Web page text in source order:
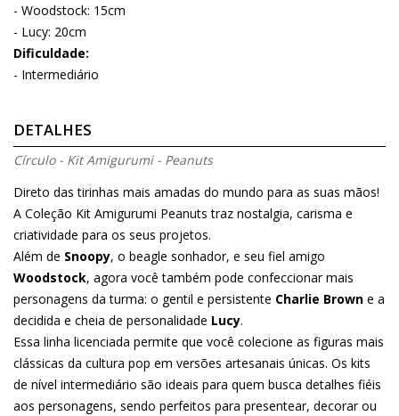
- Woodstock: 15cm
- Lucy: 20cm
Dificuldade:
- Intermediário
DETALHES
Círculo - Kit Amigurumi - Peanuts
Direto das tirinhas mais amadas do mundo para as suas mãos!
A Coleção Kit Amigurumi Peanuts traz nostalgia, carisma e
criatividade para os seus projetos.
Além de Snoopy, o beagle sonhador, e seu fiel amigo
Woodstock, agora você também pode confeccionar mais
personagens da turma: o gentil e persistente Charlie Brown e a
decidida e cheia de personalidade Lucy.
Essa linha licenciada permite que você colecione as figuras mais
clássicas da cultura pop em versões artesanais únicas. Os kits
de nível intermediário são ideais para quem busca detalhes fiéis
aos personagens, sendo perfeitos para presentear, decorar ou